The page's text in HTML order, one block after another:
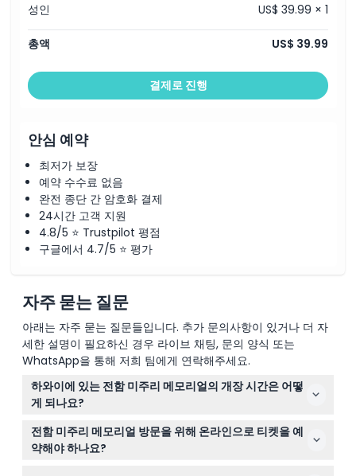
성인
US$ 39.99 × 1
총액 US$ 39.99
결제로 진행
안심 예약
최저가 보장
예약 수수료 없음
완전 종단 간 암호화 결제
24시간 고객 지원
4.8/5 ⭐ Trustpilot 평점
구글에서 4.7/5 ⭐ 평가
자주 묻는 질문
아래는 자주 묻는 질문들입니다. 추가 문의사항이 있거나 더 자
세한 설명이 필요하신 경우 라이브 채팅, 문의 양식 또는
WhatsApp을 통해 저희 팀에게 연락해주세요.
하와이에 있는 전함 미주리 메모리얼의 개장 시간은 어떻
게 되나요?
전함 미주리 메모리얼은 매일 오전 8시부터 오후 4시까지
운영되며, 추수감사절, 크리스마스, 신년 첫날에는 휴관합
니다(변경될 수 있으니 예약 시 꼭 확인해 주세요).
전함 미주리 메모리얼 방문을 위해 온라인으로 티켓을 예
약해야 하나요?